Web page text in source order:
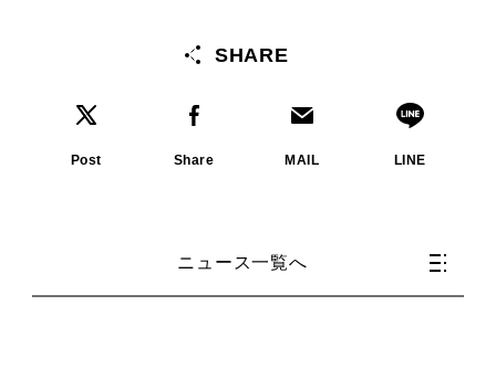
SHARE
Post Share MAIL LINE
ニュース一覧へ